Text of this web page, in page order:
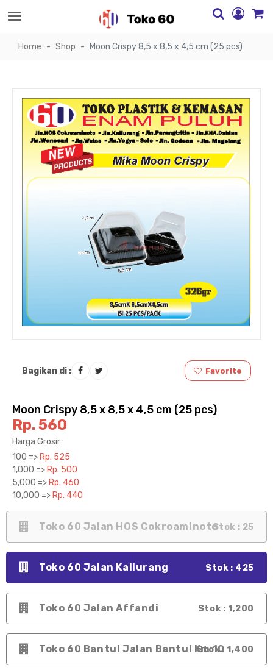
Home Shop Moon Crispy 8,5 x 8,5 x 4,5 cm (25 pcs)
Bagikan di : Favorite
Moon Crispy 8,5 x 8,5 x 4,5 cm (25 pcs)
Rp. 560
Harga Grosir :
100 => Rp. 525
1,000 => Rp. 500
5,000 => Rp. 460
10,000 => Rp. 440
Toko 60 Jalan HOS CokroaminotoStok : 25
Toko 60 Jalan Kaliurang Stok : 425
Toko 60 Jalan Affandi Stok : 1,200
Toko 60 Bantul Jalan Bantul Km 10Stok : 1,400